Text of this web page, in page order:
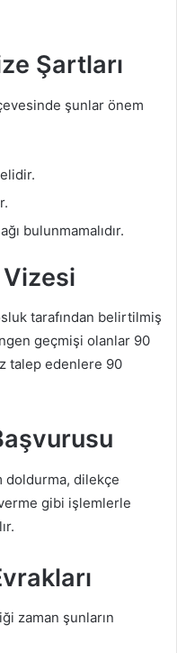
Şartları
şunlar önem
bulunmamalıdır.
tarafından belirtilmiş
geçmişi olanlar 90
talep edenlere 90
doldurma, dilekçe
gibi işlemlerle
zaman şunların